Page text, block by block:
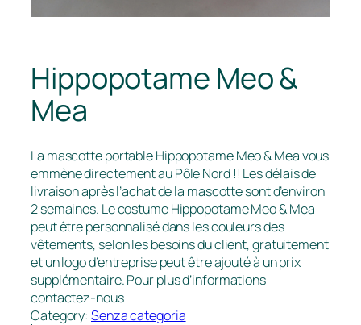
Hippopotame Meo &
Mea
La mascotte portable Hippopotame Meo & Mea vous
emmène directement au Pôle Nord !! Les délais de
livraison après l’achat de la mascotte sont d’environ
2 semaines. Le costume Hippopotame Meo & Mea
peut être personnalisé dans les couleurs des
vêtements, selon les besoins du client, gratuitement
et un logo d’entreprise peut être ajouté à un prix
supplémentaire. Pour plus d’informations
contactez-nous
Category:Senza categoria